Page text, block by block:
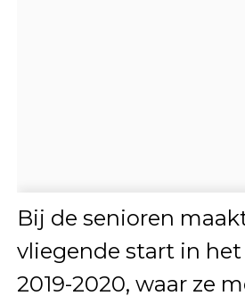
Bij de senioren
vliegende start in het
2019-2020, waar ze